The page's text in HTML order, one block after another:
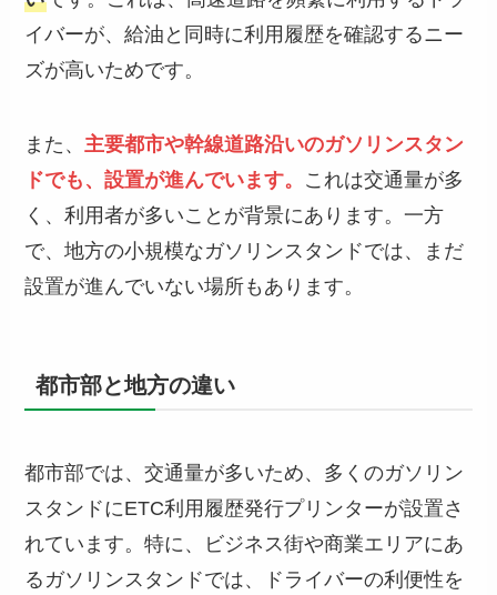
イバーが、給油と同時に利用履歴を確認するニー
ズが高いためです。
また、主要都市や幹線道路沿いのガソリンスタン
ドでも、設置が進んでいます。 これは交通量が多
く、利用者が多いことが背景にあります。一方
で、地方の小規模なガソリンスタンドでは、まだ
設置が進んでいない場所もあります。
都市部と地方の違い
都市部では、交通量が多いため、多くのガソリン
スタンドにETC利用履歴発行プリンターが設置さ
れています。特に、ビジネス街や商業エリアにあ
るガソリンスタンドでは、ドライバーの利便性を